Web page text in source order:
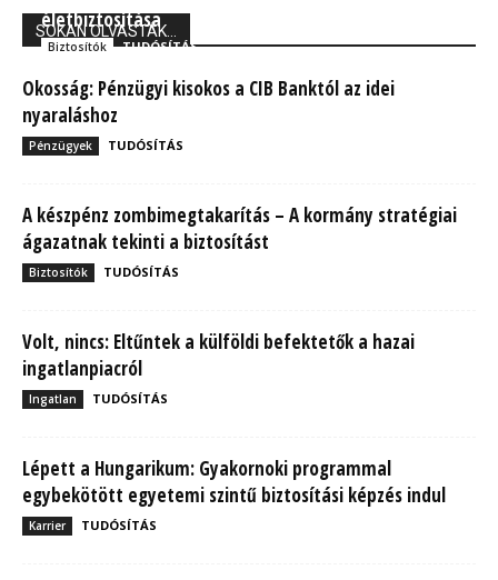
SOKAN OLVASTÁK...
életbiztosítása
Biztosítók TUDÓSÍTÁS
Okosság: Pénzügyi kisokos a CIB Banktól az idei
nyaraláshoz
Pénzügyek TUDÓSÍTÁS
A készpénz zombimegtakarítás – A kormány stratégiai
ágazatnak tekinti a biztosítást
Biztosítók TUDÓSÍTÁS
Volt, nincs: Eltűntek a külföldi befektetők a hazai
ingatlanpiacról
Ingatlan TUDÓSÍTÁS
Lépett a Hungarikum: Gyakornoki programmal
egybekötött egyetemi szintű biztosítási képzés indul
Karrier TUDÓSÍTÁS